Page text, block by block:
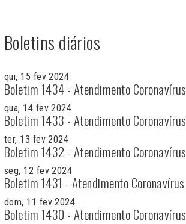
Boletins diários
qui, 15 fev 2024
Boletim 1434 - Atendimento Coronavírus
qua, 14 fev 2024
Boletim 1433 - Atendimento Coronavírus
ter, 13 fev 2024
Boletim 1432 - Atendimento Coronavírus
seg, 12 fev 2024
Boletim 1431 - Atendimento Coronavírus
dom, 11 fev 2024
Boletim 1430 - Atendimento Coronavírus